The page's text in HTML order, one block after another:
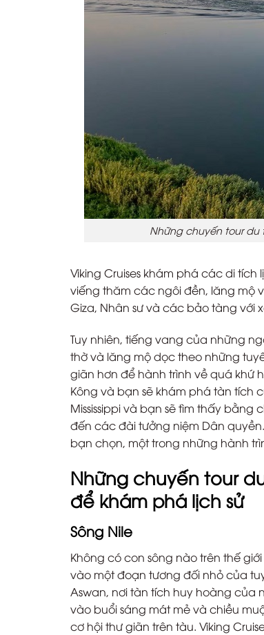
Những chuyến tour du
Viking Cruises khám phá các di
viếng thăm các ngôi đền, lăng mộ
Giza, Nhân sư và các bảo tàng với
Tuy nhiên, tiếng vang của những
thờ và lăng mộ dọc theo những
giãn hơn để hành trình về quá khứ
Kông và bạn sẽ khám phá tàn tích
Mississippi và bạn sẽ tìm thấy
đến các đài tưởng niệm Dân
bạn chọn, một trong những hành
Những chuyến tour
để khám phá lịch sử
Sông Nile
Không có con sông nào trên thế
vào một đoạn tương đối nhỏ của
Aswan, nơi tàn tích huy hoàng của
vào buổi sáng mát mẻ và chiều
cơ hội thư giãn trên tàu. Viking